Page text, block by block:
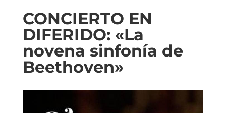
CONCIERTO EN
DIFERIDO: «La
novena sinfonía de
Beethoven»